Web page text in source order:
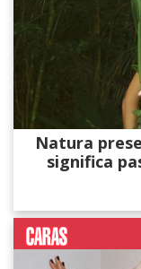
Natura
significa